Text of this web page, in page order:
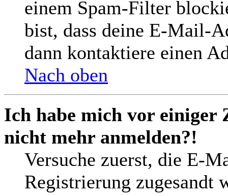
einem Spam-Filter
bist, dass deine E-Mail-
dann kontaktiere einen
Nach oben
Ich habe mich vor
nicht mehr anmelden?!
Versuche zuerst, die E-
Registrierung zugesandt